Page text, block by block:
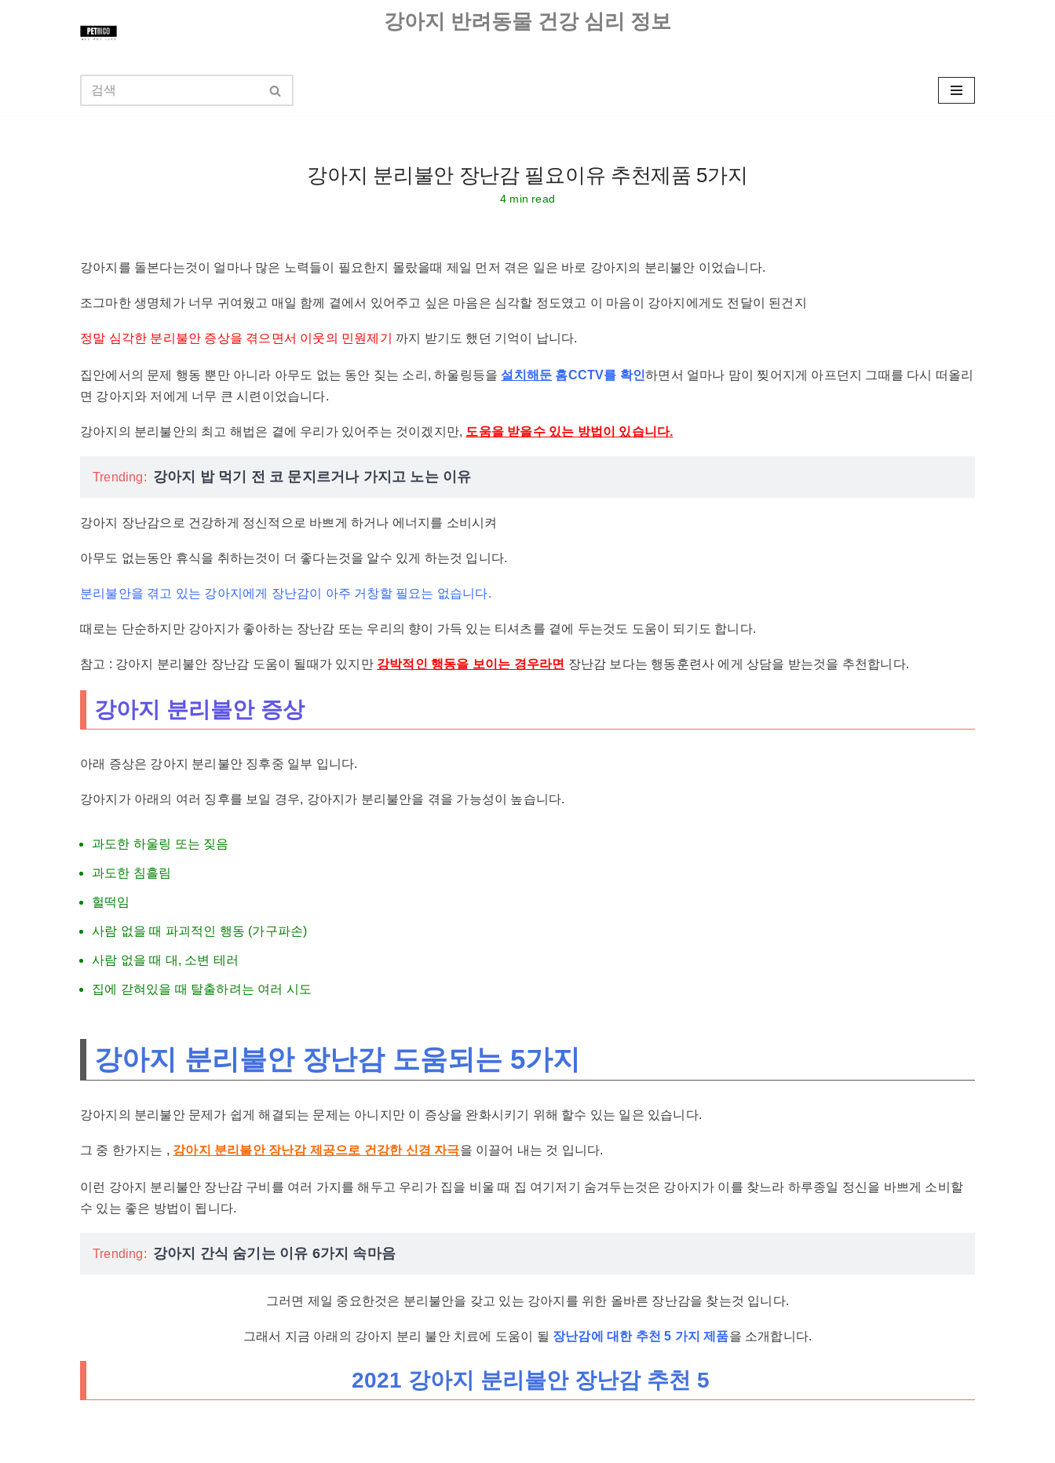
강아지 반려동물 건강 심리 정보
강아지 분리불안 장난감 필요이유 추천제품 5가지
4 min read
강아지를 돌본다는것이 얼마나 많은 노력들이 필요한지 몰랐을때 제일 먼저 겪은 일은 바로 강아지의 분리불안 이었습니다.
조그마한 생명체가 너무 귀여웠고 매일 함께 곁에서 있어주고 싶은 마음은 심각할 정도였고 이 마음이 강아지에게도 전달이 된건지
정말 심각한 분리불안 증상을 겪으면서 이웃의 민원제기 까지 받기도 했던 기억이 납니다.
집안에서의 문제 행동 뿐만 아니라 아무도 없는 동안 짖는 소리, 하울링등을설치해둔 홈CCTV를 확인하면서 얼마나 맘이 찢어지게 아프던지 그때를 다시 떠올리
면 강아지와 저에게 너무 큰 시련이었습니다.
강아지의 분리불안의 최고 해법은 곁에 우리가 있어주는 것이겠지만, 도움을 받을수 있는 방법이 있습니다.
Trending: 강아지 밥 먹기 전 코 문지르거나 가지고 노는 이유
강아지 장난감으로 건강하게 정신적으로 바쁘게 하거나 에너지를 소비시켜
아무도 없는동안 휴식을 취하는것이 더 좋다는것을 알수 있게 하는것 입니다.
분리불안을 겪고 있는 강아지에게 장난감이 아주 거창할 필요는 없습니다.
때로는 단순하지만 강아지가 좋아하는 장난감 또는 우리의 향이 가득 있는 티셔츠를 곁에 두는것도 도움이 되기도 합니다.
참고 : 강아지 분리불안 장난감 도움이 될때가 있지만 강박적 인 행동을 보이는 경우라면 장난감 보다는 행동훈련사 에게 상담을 받는것을 추천합니다.
강아지 분리불안 증상
아래 증상은 강아지 분리불안 징후중 일부 입니다.
강아지가 아래의 여러 징후를 보일 경우, 강아지가 분리불안을 겪을 가능성이 높습니다.
과도한 하울링 또는 짖음
과도한 침흘림
헐떡임
사람 없을 때 파괴적인 행동 (가구파손)
사람 없을 때 대, 소변 테러
집에 갇혀있을 때 탈출하려는 여러 시도
강아지 분리불안 장난감 도움되는 5가지
강아지의 분리불안 문제가 쉽게 해결되는 문제는 아니지만 이 증상을 완화시키기 위해 할수 있는 일은 있습니다.
그 중 한가지는 , 강아지 분리불안 장난감 제공으로 건강한 신경 자극을 이끌어 내는 것 입니다.
이런 강아지 분리불안 장난감 구비를 여러 가지를 해두고 우리가 집을 비울 때 집 여기저기 숨겨두는것은 강아지가 이를 찾느라 하루종일 정신을 바쁘게 소비할
수 있는 좋은 방법이 됩니다.
Trending: 강아지 간식 숨기는 이유 6가지 속마음
그러면 제일 중요한것은 분리불안을 갖고 있는 강아지를 위한 올바른 장난감을 찾는것 입니다.
그래서 지금 아래의 강아지 분리 불안 치료에 도움이 될 장난감에 대한 추천 5 가지 제품을 소개합니다.
2021 강아지 분리불안 장난감 추천 5